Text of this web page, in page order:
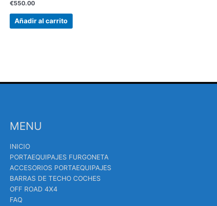
€550.00
Añadir al carrito
MENU
INICIO
PORTAEQUIPAJES FURGONETA
ACCESORIOS PORTAEQUIPAJES
BARRAS DE TECHO COCHES
OFF ROAD 4X4
FAQ